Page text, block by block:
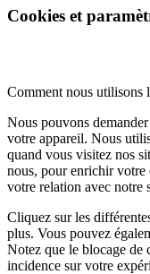
Cookies et
Comment nous utilisons
Nous pouvons
votre appareil. Nous
quand vous visitez nos
nous, pour enrichir votre
votre relation avec notre
Cliquez sur les
plus. Vous pouvez
Notez que le blocage de
incidence sur votre